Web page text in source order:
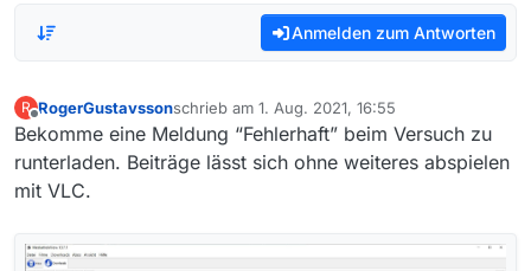
Anmelden zum Antworten
R
Offline
RogerGustavssonschrieb am 1. Aug. 2021, 16:55
zuletzt editiert von
Bekomme eine Meldung “Fehlerhaft” beim Versuch zu
runterladen. Beiträge lässt sich ohne weiteres abspielen
mit VLC.